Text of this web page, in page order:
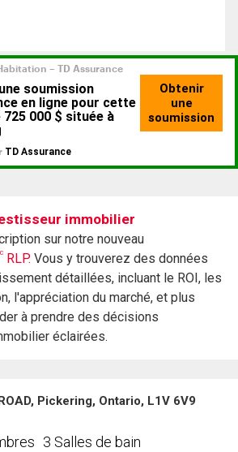
immobilier
sur notre nouveau
RLP. Vous y trouverez des données
détaillées, incluant le ROI, les
l'appréciation du marché, et plus
à prendre des décisions
éclairées.
Pickering, Ontario, L1V 6V9
3 Salles de bain